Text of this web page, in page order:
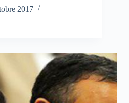
2017